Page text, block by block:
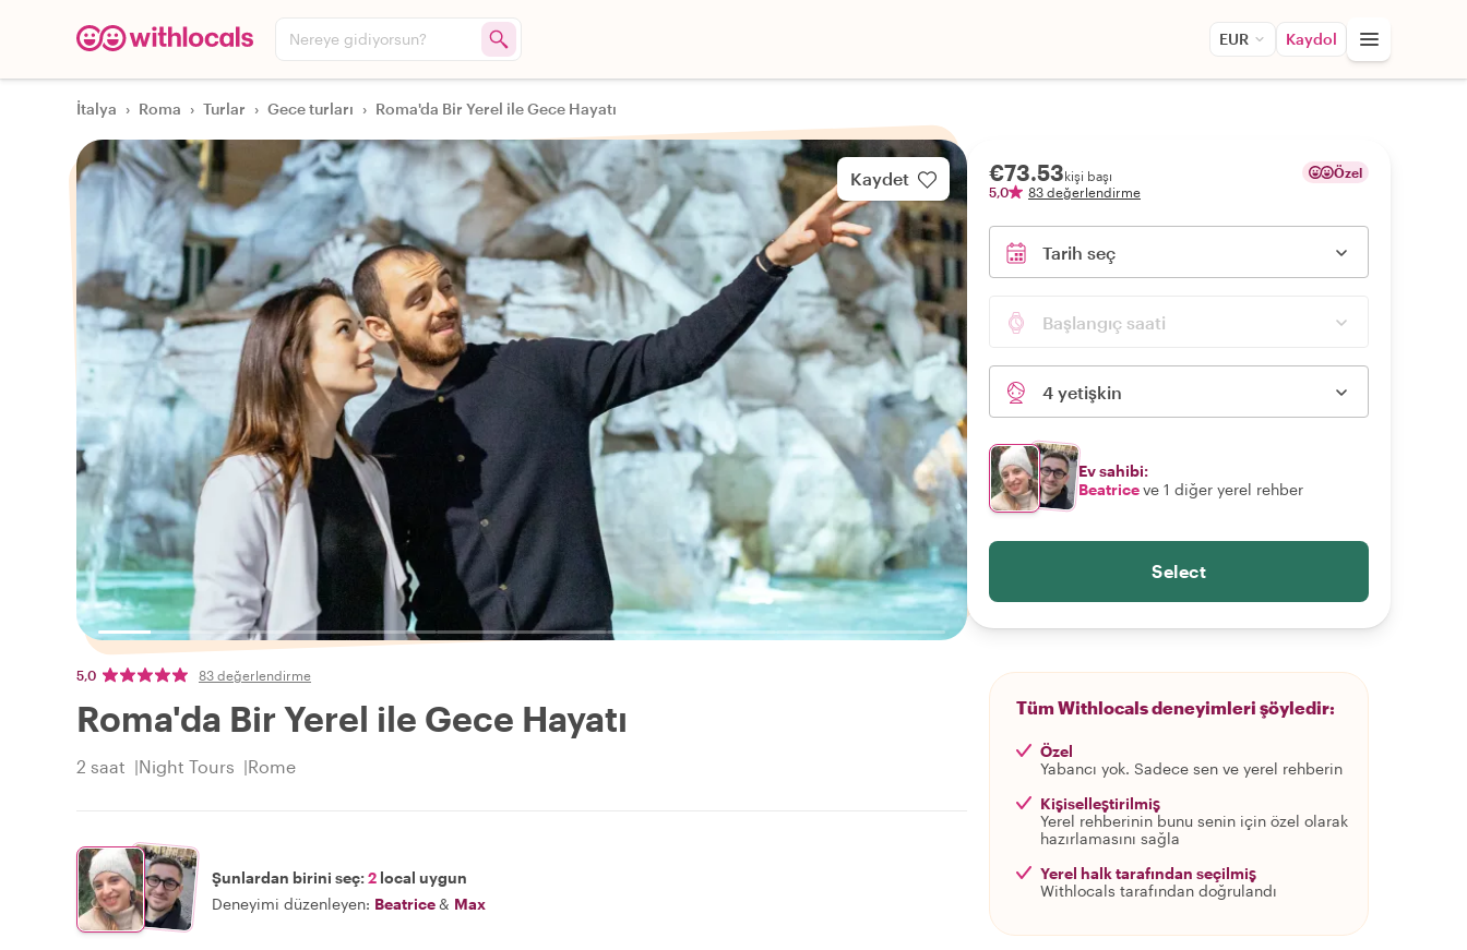
Nereye gidiyorsun? EUR Kaydol
İtalya › Roma › Turlar › Gece turları › Roma'da Bir Yerel ile Gece Hayatı
Kaydet
5,0 83 değerlendirme
Roma'da Bir Yerel ile Gece Hayatı
2 saat Night Tours Rome
Şunlardan birini seç:2 local uygun
Deneyimi düzenleyen: Beatrice& Max
€73.53kişi başı
5,0
83 değerlendirme
Özel
Tarih seç
Başlangıç saati
4 yetişkin
Ev sahibi:
Beatriceve 1 diğer yerel rehber
Select
Tüm Withlocals deneyimleri şöyledir:
Özel
Yabancı yok. Sadece sen ve yerel rehberin
Kişiselleştirilmiş
Yerel rehberinin bunu senin için özel olarak
hazırlamasını sağla
Yerel halk tarafından seçilmiş
Withlocals tarafından doğrulandı